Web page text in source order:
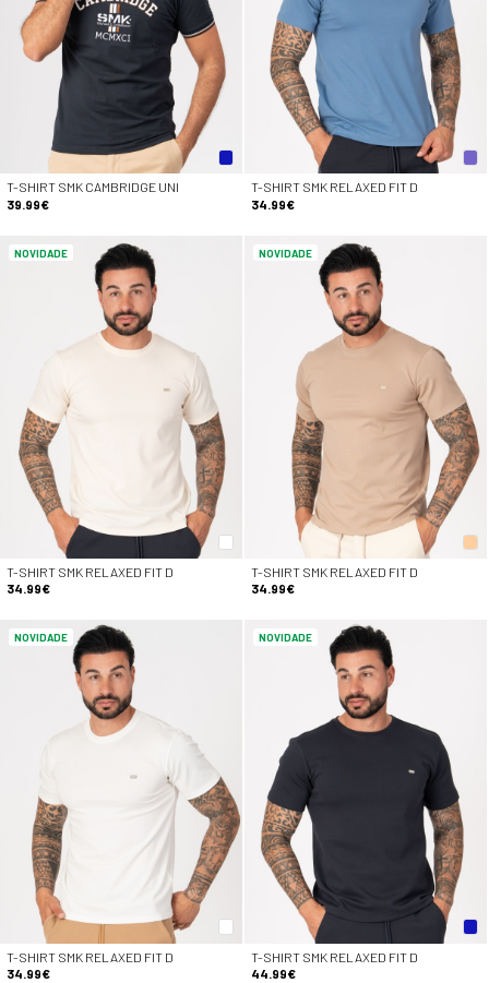
T-SHIRT SMK CAMBRIDGE UNI
39.99€
T-SHIRT SMK RELAXED FIT D
34.99€
NOVIDADE
T-SHIRT SMK RELAXED FIT D
34.99€
NOVIDADE
T-SHIRT SMK RELAXED FIT D
34.99€
NOVIDADE
T-SHIRT SMK RELAXED FIT D
34.99€
NOVIDADE
T-SHIRT SMK RELAXED FIT D
44.99€